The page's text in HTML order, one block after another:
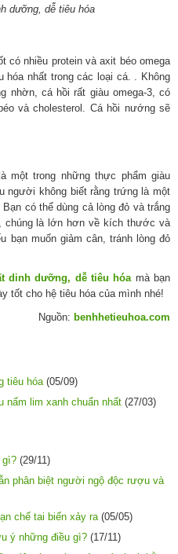
dưỡng, dễ tiêu hóa
có nhiều protein và axit béo omega
hóa nhất trong các loại cá. . Không
nhờn, cá hồi rất giàu omega-3, có
và cholesterol. Cá hồi nướng sẽ
một trong những thực phẩm giàu
người không biết rằng trứng là một
có thể dùng cả lòng đỏ và trắng
chúng là lớn hơn về kích thước và
bạn muốn giảm cân, tránh lòng đỏ
dinh dưỡng, dễ tiêu hóamà bạn
tốt cho hệ tiêu hóa của mình nhé!
Nguồn: benhhetieuhoa.com
tiêu hóa (05/09)
nấm lim xanh chuẩn nhất (27/03)
gì? (29/11)
phân biệt người ngộ độc rượu và
chế tai biến xảy ra(05/05)
ý những điều gì? (17/11)